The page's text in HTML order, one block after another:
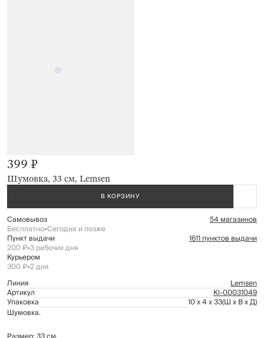
Шумовка, 33 см, Lemsen
399 ₽
В КОРЗИНУ
Самовывоз 54 магазинов
Бесплатно•Сегодня и позже
Пункт выдачи 1611 пунктов выдачи
200 ₽•3 рабочих дня
Курьером
300 ₽•2 дня
Линия
Lemsen
Артикул Kl-00031049
Упаковка 10 x 4 x 33(Ш x В x Д)
Шумовка.